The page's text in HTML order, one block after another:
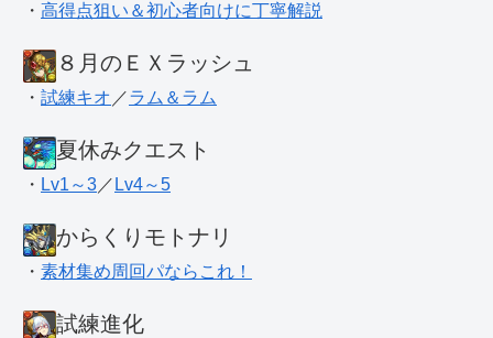
・ 高得点狙い＆初心者向けに丁寧解説
８月のＥＸラッシュ
・ 試練キオ ／ラム＆ラム
夏休みクエスト
・ Lv1～3 ／ Lv4～5
からくりモトナリ
・ 素材集め周回パならこれ！
試練進化